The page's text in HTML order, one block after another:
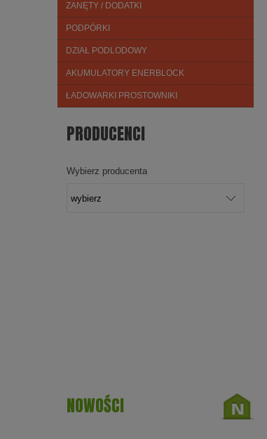
ZANĘTY / DODATKI
PODPÓRKI
DZIAŁ PODLODOWY
AKUMULATORY ENERBLOCK
ŁADOWARKI PROSTOWNIKI
PRODUCENCI
Wybierz producenta
NOWOŚCI